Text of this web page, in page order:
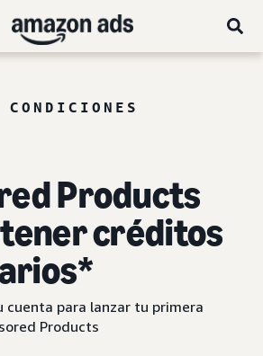
Products
créditos
cuenta para lanzar tu primera
Products